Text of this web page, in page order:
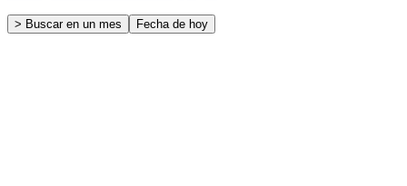
> Buscar en un mes Fecha de hoy